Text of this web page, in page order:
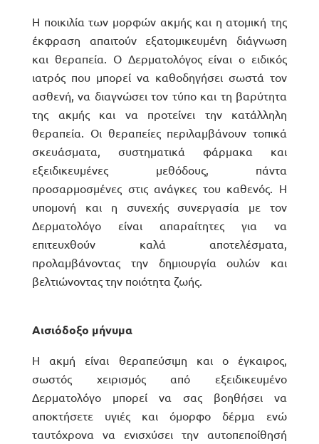
Η ποικιλία των μορφών ακμής και η ατομική της
έκφραση απαιτούν εξατομικευμένη διάγνωση
και θεραπεία. Ο Δερματολόγος είναι ο ειδικός
ιατρός που μπορεί να καθοδηγήσει σωστά τον
ασθενή, να διαγνώσει τον τύπο και τη βαρύτητα
της ακμής και να προτείνει την κατάλληλη
θεραπεία. Οι θεραπείες περιλαμβάνουν τοπικά
σκευάσματα, συστηματικά φάρμακα και
εξειδικευμένες μεθόδους, πάντα
προσαρμοσμένες στις ανάγκες του καθενός. Η
υπομονή και η συνεχής συνεργασία με τον
Δερματολόγο είναι απαραίτητες για να
επιτευχθούν καλά αποτελέσματα,
προλαμβάνοντας την δημιουργία ουλών και
βελτιώνοντας την ποιότητα ζωής.
Αισιόδοξο μήνυμα
Η ακμή είναι θεραπεύσιμη και ο έγκαιρος,
σωστός χειρισμός από εξειδικευμένο
Δερματολόγο μπορεί να σας βοηθήσει να
αποκτήσετε υγιές και όμορφο δέρμα ενώ
ταυτόχρονα να ενισχύσει την αυτοπεποίθησή